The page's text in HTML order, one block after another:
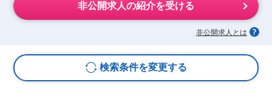
非公開求人の紹介を受ける
非公開求人とは
検索条件を変更する